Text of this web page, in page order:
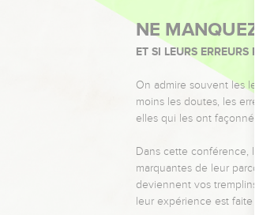
NE MANQUEZ
ET SI LEURS ERREURS
On admire souvent les
moins les doutes, les
elles qui les ont façonnés.
Dans cette conférence,
marquantes de leur
deviennent vos
leur expérience est faite